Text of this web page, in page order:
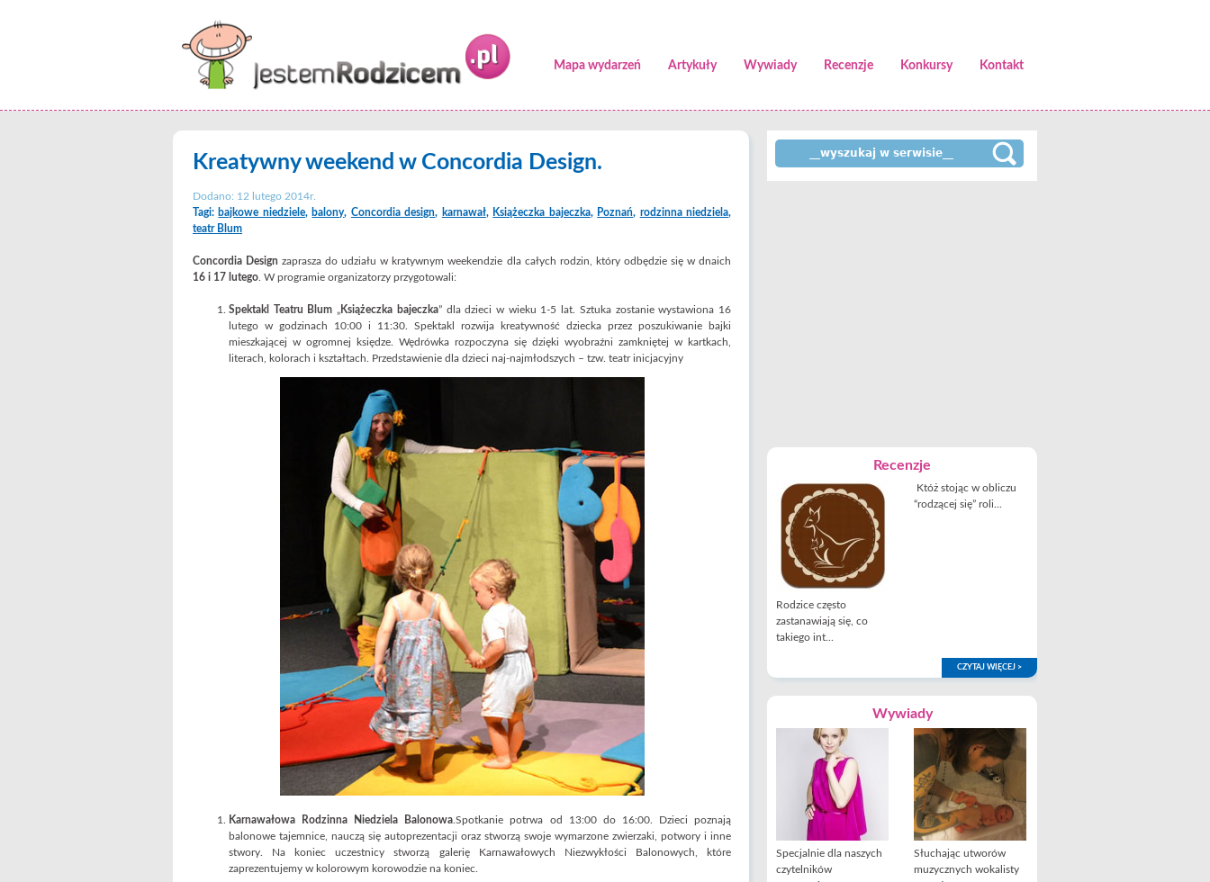
Mapa wydarzeń Artykuły Wywiady Recenzje Konkursy Kontakt
Kreatywny weekend w Concordia Design.
Dodano: 12 lutego 2014r.
Tagi: bajkowe niedziele, balony, Concordia design, karnawał, Książeczka bajeczka, Poznań, rodzinna niedziela,
teatr Blum
Concordia Design zaprasza do udziału w kratywnym weekendzie dla całych rodzin, który odbędzie się w dnaich
16 i 17 lutego . W programie organizatorzy przygotowali:
Spektakl Teatru Blum „Książeczka bajeczka” dla dzieci w wieku 1-5 lat. Sztuka zostanie wystawiona 16
lutego w godzinach 10:00 i 11:30. Spektakl rozwija kreatywność dziecka przez poszukiwanie bajki
mieszkającej w ogromnej księdze. Wędrówka rozpoczyna się dzięki wyobraźni zamkniętej w kartkach,
literach, kolorach i kształtach. Przedstawienie dla dzieci naj-najmłodszych – tzw. teatr inicjacyjny
Karnawałowa Rodzinna Niedziela Balonowa .Spotkanie potrwa od 13:00 do 16:00. Dzieci poznają
balonowe tajemnice, nauczą się autoprezentacji oraz stworzą swoje wymarzone zwierzaki, potwory i inne
stwory. Na koniec uczestnicy stworzą galerię Karnawałowych Niezwykłości Balonowych, które
zaprezentujemy w kolorowym korowodzie na koniec.
Recenzje
Rodzice często
zastanawiają się, co
takiego int...
Któż stojąc w obliczu
“rodzącej się” roli...
CZYTAJ WIĘCEJ >
Wywiady
Specjalnie dla naszych
czytelników
Słuchając utworów
muzycznych wokalisty